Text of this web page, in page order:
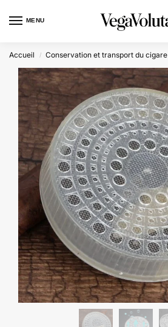
MENU
Accueil / Conservation et transport du cigare